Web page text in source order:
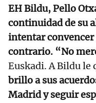
EH Bildu, Pello
continuidad de su
intentar convencer
contrario. “No
Euskadi. A Bildu le
brillo a sus
Madrid y seguir